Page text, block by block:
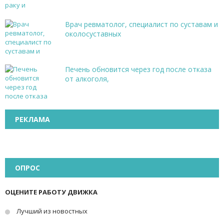
Врач ревматолог, специалист по суставам и
околосуставных
Печень обновится через год после отказа
от алкоголя,
РЕКЛАМА
ОПРОС
ОЦЕНИТЕ РАБОТУ ДВИЖКА
Лучший из новостных